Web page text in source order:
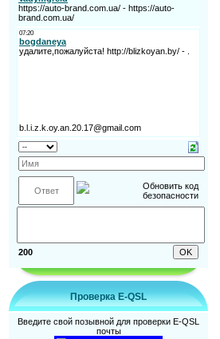
200
Проверка E-QSL
Введите свой позывной для проверки E-QSL
почты